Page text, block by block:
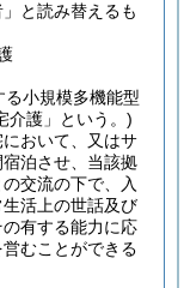
と読み替えるも
小規模多機能型
介護」という。)
おいて、又はサ
泊させ、当該拠
交流の下で、入
活上の世話及び
有する能力に応
むことができる